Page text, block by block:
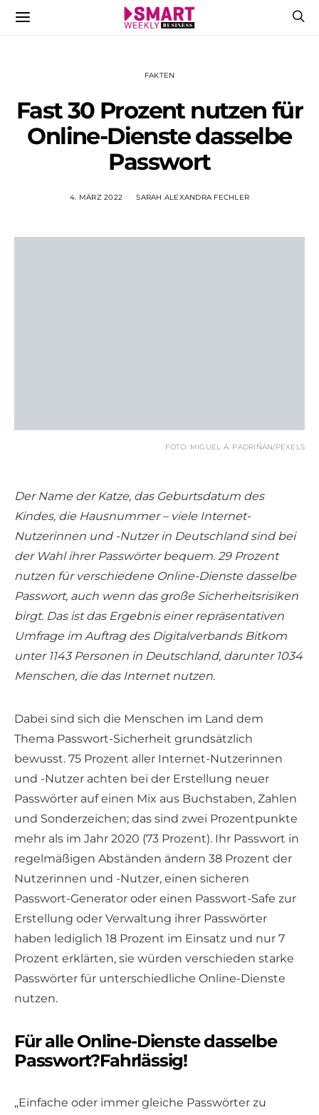
FAKTEN
Fast 30 Prozent nutzen für
Online-Dienste dasselbe
Passwort
4. MÄRZ 2022 SARAH ALEXANDRA FECHLER
FOTO: MIGUEL Á. PADRIÑÁN/PEXELS
Der Name der Katze, das Geburtsdatum des
Kindes, die Hausnummer – viele Internet-
Nutzerinnen und -Nutzer in Deutschland sind bei
der Wahl ihrer Passwörter bequem. 29 Prozent
nutzen für verschiedene Online-Dienste dasselbe
Passwort, auch wenn das große Sicherheitsrisiken
birgt. Das ist das Ergebnis einer repräsentativen
Umfrage im Auftrag des Digitalverbands Bitkom
unter 1143 Personen in Deutschland, darunter 1034
Menschen, die das Internet nutzen.
Dabei sind sich die Menschen im Land dem
Thema Passwort-Sicherheit grundsätzlich
bewusst. 75 Prozent aller Internet-Nutzerinnen
und -Nutzer achten bei der Erstellung neuer
Passwörter auf einen Mix aus Buchstaben, Zahlen
und Sonderzeichen; das sind zwei Prozentpunkte
mehr als im Jahr 2020 (73 Prozent). Ihr Passwort in
regelmäßigen Abständen ändern 38 Prozent der
Nutzerinnen und -Nutzer, einen sicheren
Passwort-Generator oder einen Passwort-Safe zur
Erstellung oder Verwaltung ihrer Passwörter
haben lediglich 18 Prozent im Einsatz und nur 7
Prozent erklärten, sie würden verschieden starke
Passwörter für unterschiedliche Online-Dienste
nutzen.
Für alle Online-Dienste dasselbe
Passwort?Fahrlässig!
„Einfache oder immer gleiche Passwörter zu